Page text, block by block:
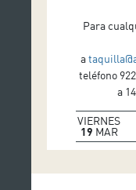
Para
a
teléfono
a
VIERNES
19 MAR